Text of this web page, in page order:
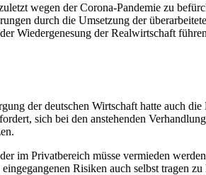
wegen der Corona-Pandemie zu
durch die Umsetzung der
Wiedergenesung der Realwirtschaft
der deutschen Wirtschaft hatte auch
sich bei den anstehenden
im Privatbereich müsse vermieden
Risiken auch selbst tragen zu